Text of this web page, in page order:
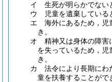
イ
生死が明らかでない
ウ
児童を遺棄している
エ
海外にあるため，児
き。
オ
精神又は身体の障害
を失っているため，児
き。
カ
法令により長期にわ
童を扶養することがで